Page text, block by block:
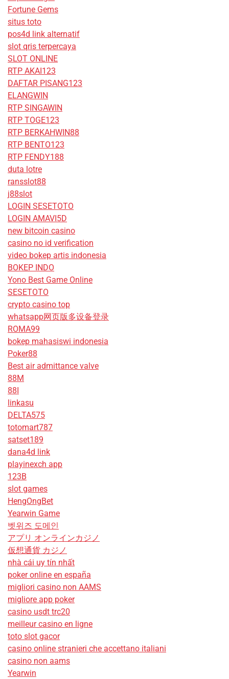
Fortune Gems
situs toto
pos4d link alternatif
slot qris terpercaya
SLOT ONLINE
RTP AKAI123
DAFTAR PISANG123
ELANGWIN
RTP SINGAWIN
RTP TOGE123
RTP BERKAHWIN88
RTP BENTO123
RTP FENDY188
duta lotre
ransslot88
j88slot
LOGIN SESETOTO
LOGIN AMAVI5D
new bitcoin casino
casino no id verification
video bokep artis indonesia
BOKEP INDO
Yono Best Game Online
SESETOTO
crypto casino top
whatsapp网页版多设备登录
ROMA99
bokep mahasiswi indonesia
Poker88
Best air admittance valve
88M
88I
linkasu
DELTA575
totomart787
satset189
dana4d link
playinexch app
123B
slot games
HengOngBet
Yearwin Game
벳위즈 도메인
アプリ オンラインカジノ
仮想通貨 カジノ
nhà cái uy tín nhất
poker online en españa
migliori casino non AAMS
migliore app poker
casino usdt trc20
meilleur casino en ligne
toto slot gacor
casino online stranieri che accettano italiani
casino non aams
Yearwin